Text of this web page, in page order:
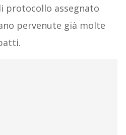
protocollo assegnato
pervenute già molte